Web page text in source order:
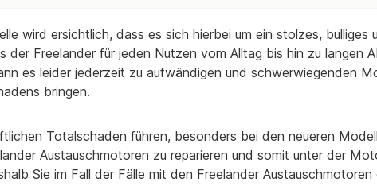
wird ersichtlich, dass es sich hierbei um ein stolzes, bulliges
Freelander für jeden Nutzen vom Alltag bis hin zu langen
es leider jederzeit zu aufwändigen und schwerwiegenden
bringen.
Totalschaden führen, besonders bei den neueren
Austauschmotoren zu reparieren und somit unter der
Sie im Fall der Fälle mit den Freelander